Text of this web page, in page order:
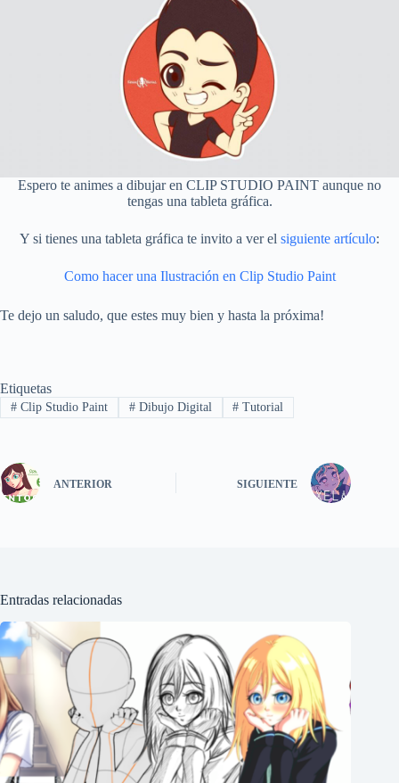
Espero te animes a dibujar en CLIP STUDIO PAINT aunque no
tengas una tableta gráfica.
Y si tienes una tableta gráfica te invito a ver el siguiente artículo:
Como hacer una Ilustración en Clip Studio Paint
Te dejo un saludo, que estes muy bien y hasta la próxima!
Etiquetas
#Clip Studio Paint #Dibujo Digital # Tutorial
ANTERIOR SIGUIENTE
Entradas relacionadas